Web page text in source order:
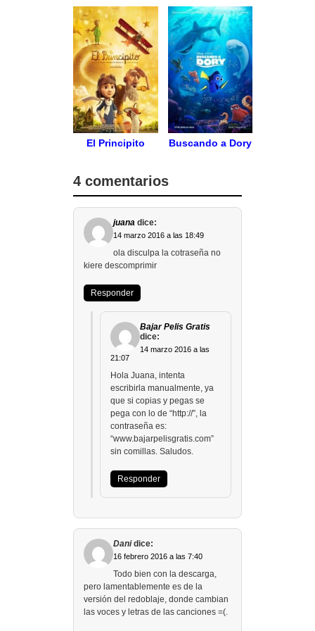
El Principito Buscando a Dory
4 comentarios
juana dice:
14 marzo 2016 a las 18:49
ola disculpa la cotraseña no
kiere descomprimir
Responder
Bajar Pelis Gratis
dice:
14 marzo 2016 a las
21:07
Hola Juana, intenta
escribirla manualmente, ya
que si copias y pegas se
pega con lo de “http://”, la
contraseña es:
“www.bajarpelisgratis.com”
sin comillas. Saludos.
Responder
Dani dice:
16 febrero 2016 a las 7:40
Todo bien con la descarga,
pero lamentablemente es de la
versión del redoblaje, donde cambian
las voces y letras de las canciones =(.